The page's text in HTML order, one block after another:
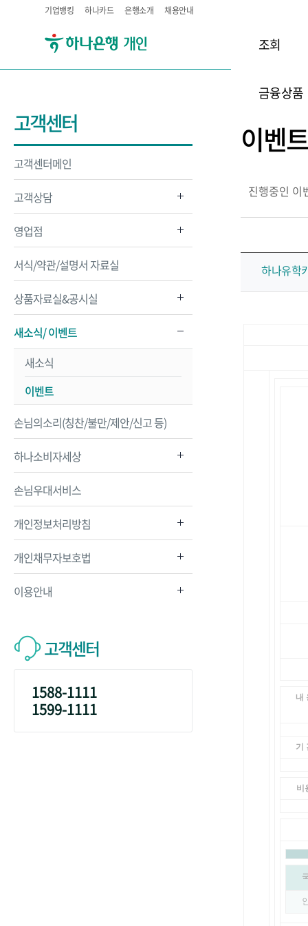
기업뱅킹 하나카드 은행소개 채용안내
조회
금융상품
고객센터
고객센터메인
고객상담
영업점
서식/약관/설명서 자료실
상품자료실&공시실
새소식/ 이벤트
새소식
이벤트
손님의소리(칭찬/불만/제안/신고 등)
하나소비자세상
손님우대서비스
개인정보처리방침
개인채무자보호법
이용안내
고객센터
1588-1111
1599-1111
이벤트
진행중인 이
하나유학
내
기
비